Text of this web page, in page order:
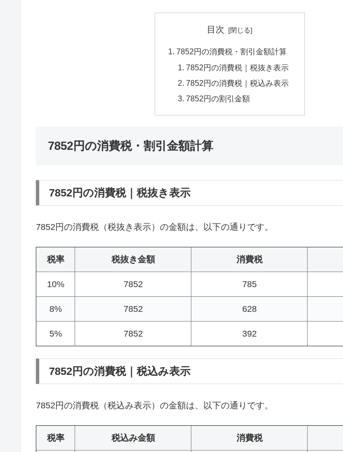
目次
7852円の消費税・割引金額計算
7852円の消費税｜税抜き表示
7852円の消費税｜税込み表示
7852円の割引金額
7852円の消費税・割引金額計算
7852円の消費税｜税抜き表示
7852円の消費税（税抜き表示）の金額は、以下の通りです。
税率 税抜き金額 消費税
10% 7852 785
8% 7852 628
5% 7852 392
7852円の消費税｜税込み表示
7852円の消費税（税込み表示）の金額は、以下の通りです。
税率 税込み金額 消費税